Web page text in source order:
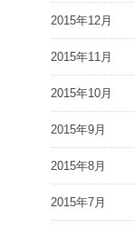
2015年12月
2015年11月
2015年10月
2015年9月
2015年8月
2015年7月